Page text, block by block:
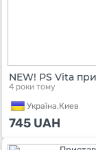
NEW! PS Vita
4 роки тому
Україна,Киев
745 UAH